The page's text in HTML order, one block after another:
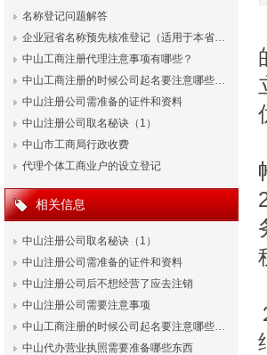
名称登记问题解答
企业冠省名称预先核准登记（适用于本省…
中山工商注册代理注意事项有哪些？
中山工商注册的时候公司起名要注意哪些…
中山注册公司需准备的证件和资料
中山注册公司取名秘诀（1）
中山市工商局行政收费
代理个体工商业户的设立登记
相关信息
中山注册公司取名秘诀（1）
中山注册公司需准备的证件和资料
中山注册公司后不想经营了应去注销
中山注册公司需要注意事项
中山工商注册的时候公司起名要注意哪些…
中山代办营业执照需要准备哪些东西